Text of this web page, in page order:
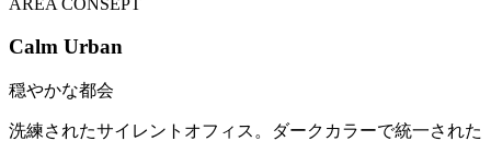
AREA CONSEPT
Calm Urban
穏やかな都会
洗練されたサイレントオフィス。ダークカラーで統一された